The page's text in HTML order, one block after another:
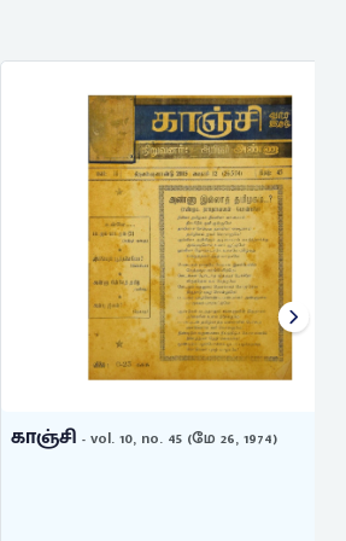
- vol. 10, no. 45 (மே 26, 1974)